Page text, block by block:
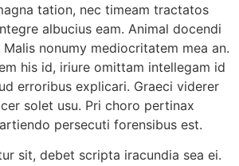
tation, nec timeam tractatos
albucius eam. Animal docendi
nonumy mediocritatem mea an.
his id, iriure omittam intellegam id
erroribus explicari. Graeci viderer
solet usu. Pri choro pertinax
persecuti forensibus est.
sit, debet scripta iracundia sea ei.